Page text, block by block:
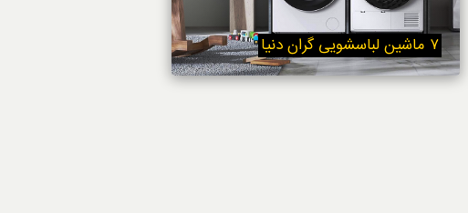
خوردنی‌ها
۷ ماشین لباسشویی گران دنیا